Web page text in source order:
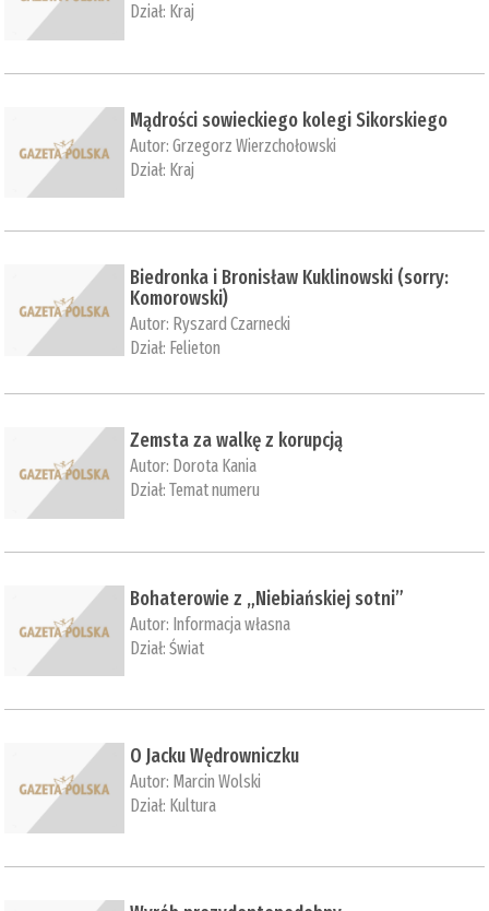
Dział: Kraj
Mądrości sowieckiego kolegi Sikorskiego
Autor:Grzegorz Wierzchołowski
Dział: Kraj
Biedronka i Bronisław Kuklinowski (sorry:
Komorowski)
Autor: Ryszard Czarnecki
Dział: Felieton
Zemsta za walkę z korupcją
Autor: Dorota Kania
Dział:Temat numeru
Bohaterowie z „Niebiańskiej sotni”
Autor: Informacja własna
Dział:Świat
O Jacku Wędrowniczku
Autor: Marcin Wolski
Dział: Kultura